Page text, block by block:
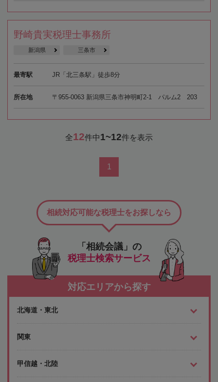
野崎貴実税理士事務所
新潟県 三条市
最寄駅 JR「北三条駅」徒歩8分
所在地 〒955-0063 新潟県三条市神明町2-1 パルム2 203
全12件中1~12件を表示
1
「相続会議」の
税理士検索サービス
相続対応可能な税理士をお探しなら
対応エリアから探す
北海道・東北
関東
甲信越・北陸